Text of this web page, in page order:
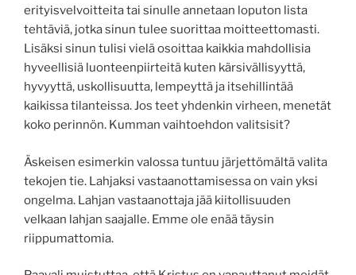
erityisvelvoitteita tai sinulle annetaan loputon lista
tehtäviä, jotka sinun tulee suorittaa moitteettomasti.
Lisäksi sinun tulisi vielä osoittaa kaikkia mahdollisia
hyveellisiä luonteenpiirteitä kuten kärsivällisyyttä,
hyvyyttä, uskollisuutta, lempeyttä ja itsehillintää
kaikissa tilanteissa. Jos teet yhdenkin virheen, menetät
koko perinnön. Kumman vaihtoehdon valitsisit?
Äskeisen esimerkin valossa tuntuu järjettömältä valita
tekojen tie. Lahjaksi vastaanottamisessa on vain yksi
ongelma. Lahjan vastaanottaja jää kiitollisuuden
velkaan lahjan saajalle. Emme ole enää täysin
riippumattomia.